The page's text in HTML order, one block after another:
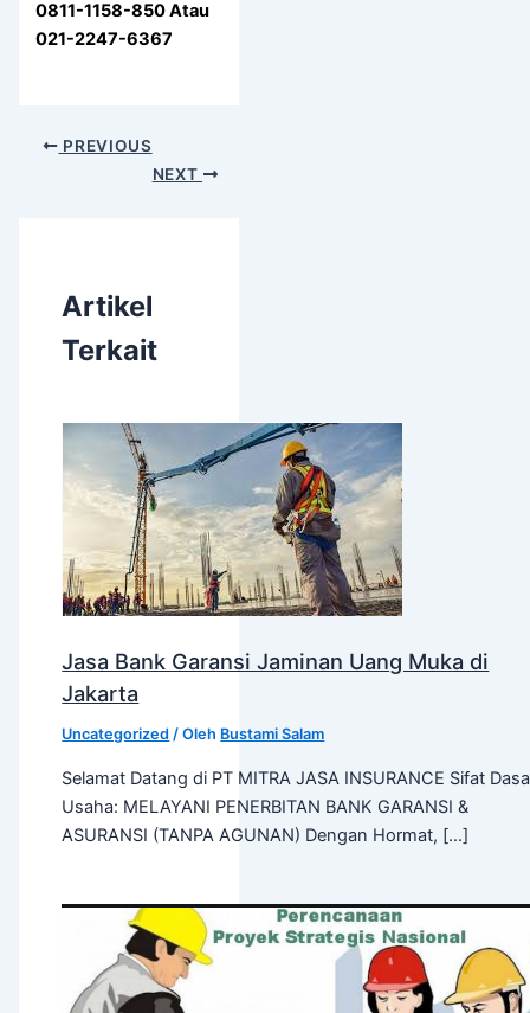
0811-1158-850 Atau
021-2247-6367
PREVIOUS
NEXT
Artikel
Terkait
Jasa Bank Garansi Jaminan Uang Muka di
Jakarta
Uncategorized / Oleh Bustami Salam
Selamat Datang di PT MITRA JASA INSURANCE Sifat
Usaha: MELAYANI PENERBITAN BANK GARANSI &
ASURANSI (TANPA AGUNAN) Dengan Hormat, […]